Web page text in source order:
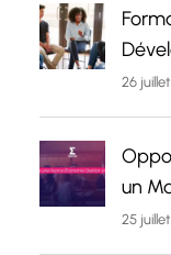
26
un
25